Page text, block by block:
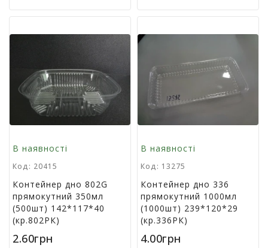
в
д
с
в
т
а
Т
о
В наявності
Код: 20415
Контейнер дно 802G
прямокутний 350мл
(500шт) 142*117*40
(кр.802РК)
2.60грн
В наявності
Код: 13275
Контейнер дно 336
прямокутний 1000мл
(1000шт) 239*120*29
(кр.336РК)
4.00грн